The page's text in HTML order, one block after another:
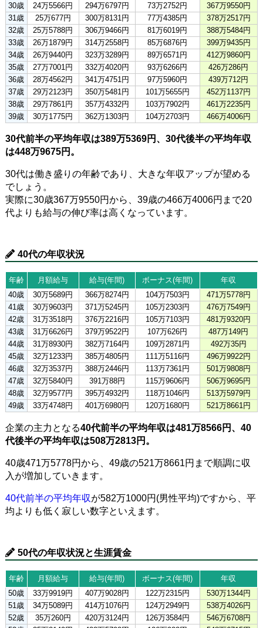
30歳 24万5566円 294万6797円 73万2752円
367万9550円
31歳
25万677円 300万8131円 77万4385円
378万2517円
32歳
25万5788円 306万9466円 81万6019円
388万5484円
33歳
26万1879円 314万2558円 85万6876円
399万9435円
34歳
26万9440円 323万3289円 89万6571円
412万9860円
35歳
27万7001円 332万4020円 93万6266円
426万286円
36歳
28万4562円 341万4751円 97万5960円
439万712円
37歳
29万2123円 350万5481円 101万5655円
452万1137円
38歳
29万7861円 357万4332円 103万7902円
461万2235円
39歳
30万1775円 362万1303円 104万2703円 466万4006円
30代前半の平均年収は389万5369円、30代後半の平均年収
は448万9675円。
30代は働き盛りの年齢であり、大きな年収アップが望める
でしょう。
実際に30歳367万9550円から、39歳の466万4006円まで20
代よりも給与の伸び率は高くなっています。
40代の年収状況
年齢 月額給与 給与(年間) ボーナス(年間)
年収
40歳
30万5689円 366万8274円 104万7503円
471万5778円
41歳
30万9603円 371万5245円 105万2303円
476万7549円
42歳
31万3518円 376万2216円 105万7103円
481万9320円
43歳
31万6626円 379万9522円 107万626円
487万149円
44歳
31万8930円 382万7164円 109万2871円
492万35円
45歳
32万1233円 385万4805円 111万5116円
496万9922円
46歳
32万3537円 388万2446円 113万7361円
501万9808円
47歳
32万5840円 391万88円 115万9606円
506万9695円
48歳
32万9577円 395万4932円 118万1046円
513万5979円
49歳
33万4748円 401万6980円 120万1680円 521万8661円
企業の主力となる40代前半の平均年収は481万8566円、40
代後半の平均年収は508万2813円。
40歳471万5778円から、49歳の521万8661円まで順調に収
入が増加していきます。
40代前半の平均年収が582万1000円(男性平均)ですから、平
均よりも低く寂しい数字といえます。
50代の年収状況と生涯賃金
年齢 月額給与 給与(年間) ボーナス(年間)
年収
50歳
33万9919円 407万9028円 122万2315円
530万1344円
51歳
34万5089円 414万1076円 124万2949円
538万4026円
52歳
35万260円 420万3124円 126万3584円
546万6708円